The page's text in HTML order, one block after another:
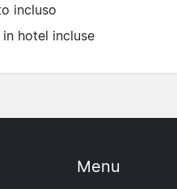
incluso
hotel incluse
Menu